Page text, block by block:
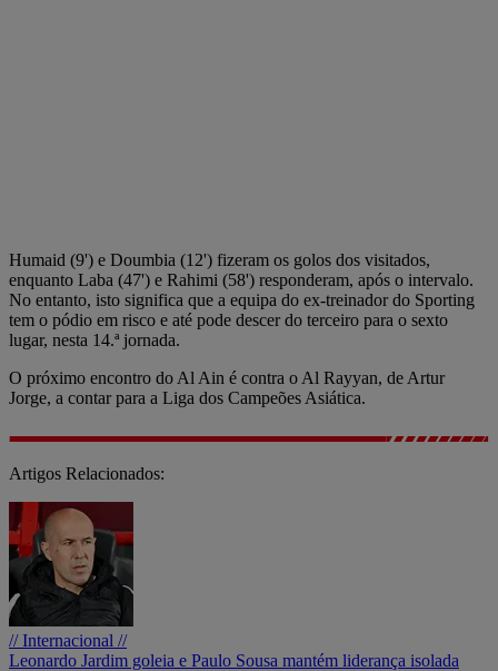
Humaid (9') e Doumbia (12') fizeram os golos dos visitados,
enquanto Laba (47') e Rahimi (58') responderam, após o intervalo.
No entanto, isto significa que a equipa do ex-treinador do Sporting
tem o pódio em risco e até pode descer do terceiro para o sexto
lugar, nesta 14.ª jornada.
O próximo encontro do Al Ain é contra o Al Rayyan, de Artur
Jorge, a contar para a Liga dos Campeões Asiática.
Artigos Relacionados:
// Internacional //
Leonardo Jardim goleia e Paulo Sousa mantém liderança isolada